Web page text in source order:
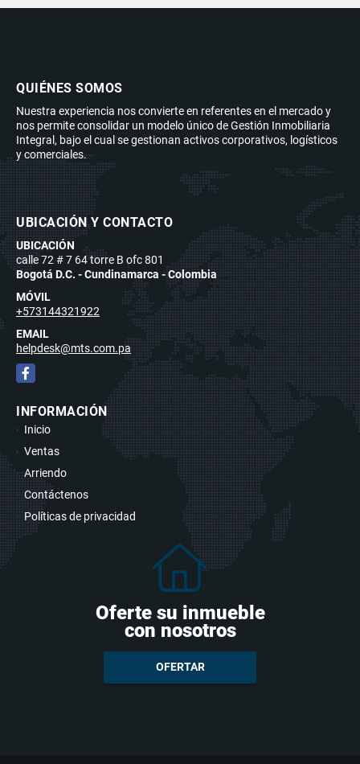
QUIÉNES SOMOS
Nuestra experiencia nos convierte en referentes en el mercado y
nos permite consolidar un modelo único de Gestión Inmobiliaria
Integral, bajo el cual se gestionan activos corporativos, logísticos
y comerciales.
UBICACIÓN Y CONTACTO
UBICACIÓN
calle 72 # 7 64 torre B ofc 801
Bogotá D.C. - Cundinamarca - Colombia
MÓVIL
+573144321922
EMAIL
helpdesk@mts.com.pa
Facebook
INFORMACIÓN
Inicio
Ventas
Arriendo
Contáctenos
Políticas de privacidad
Oferte su inmueble
con nosotros
OFERTAR